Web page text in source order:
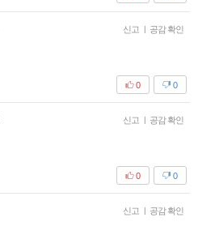
신고 공감 확인
0
0
신고 공감 확인
0
0
신고 공감 확인